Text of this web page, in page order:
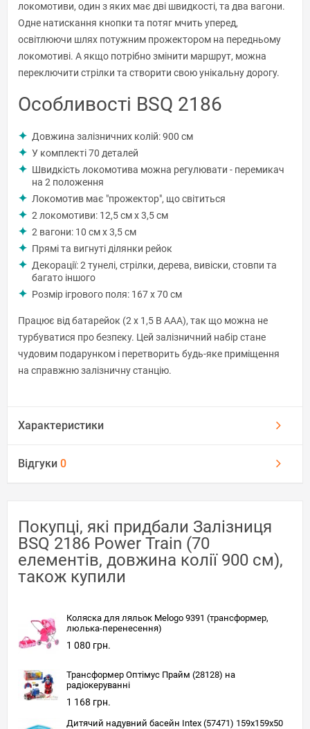
локомотиви, один з яких має дві швидкості, та два вагони.
Одне натискання кнопки та потяг мчить уперед,
освітлюючи шлях потужним прожектором на передньому
локомотиві. А якщо потрібно змінити маршрут, можна
переключити стрілки та створити свою унікальну дорогу.
Особливості BSQ 2186
Довжина залізничних колій: 900 см
У комплекті 70 деталей
Швидкість локомотива можна регулювати - перемикач
на 2 положення
Локомотив має "прожектор", що світиться
2 локомотиви: 12,5 см x 3,5 см
2 вагони: 10 см x 3,5 см
Прямі та вигнуті ділянки рейок
Декорації: 2 тунелі, стрілки, дерева, вивіски, стовпи та
багато іншого
Розмір ігрового поля: 167 x 70 см
Працює від батарейок (2 x 1,5 В AAA), так що можна не
турбуватися про безпеку. Цей залізничний набір стане
чудовим подарунком і перетворить будь-яке приміщення
на справжню залізничну станцію.
Характеристики
Відгуки 0
Покупці, які придбали Залізниця
BSQ 2186 Power Train (70
елементів, довжина колії 900 см),
також купили
Коляска для ляльок Melogo 9391 (трансформер,
люлька-перенесення)
1 080 грн.
Трансформер Оптімус Прайм (28128) на
радіокеруванні
1 168 грн.
Дитячий надувний басейн Intex (57471) 159x159x50